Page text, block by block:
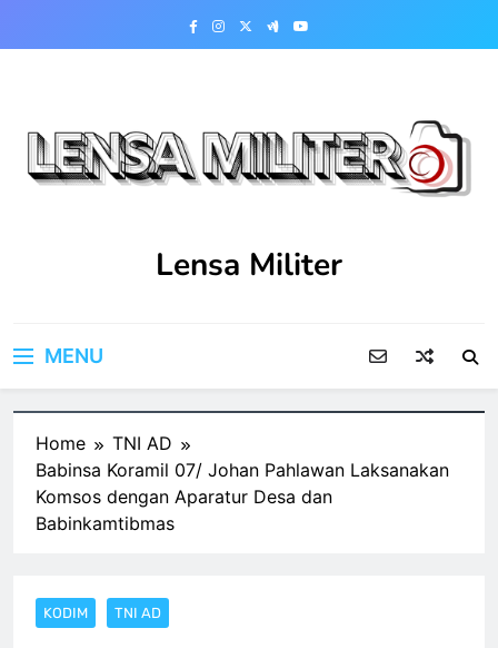
Lensa Militer
MENU
Home
TNI AD
Babinsa Koramil 07/ Johan Pahlawan Laksanakan
Komsos dengan Aparatur Desa dan
Babinkamtibmas
KODIM TNI AD